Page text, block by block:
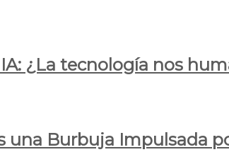
¿La tecnología nos
una Burbuja Impulsada